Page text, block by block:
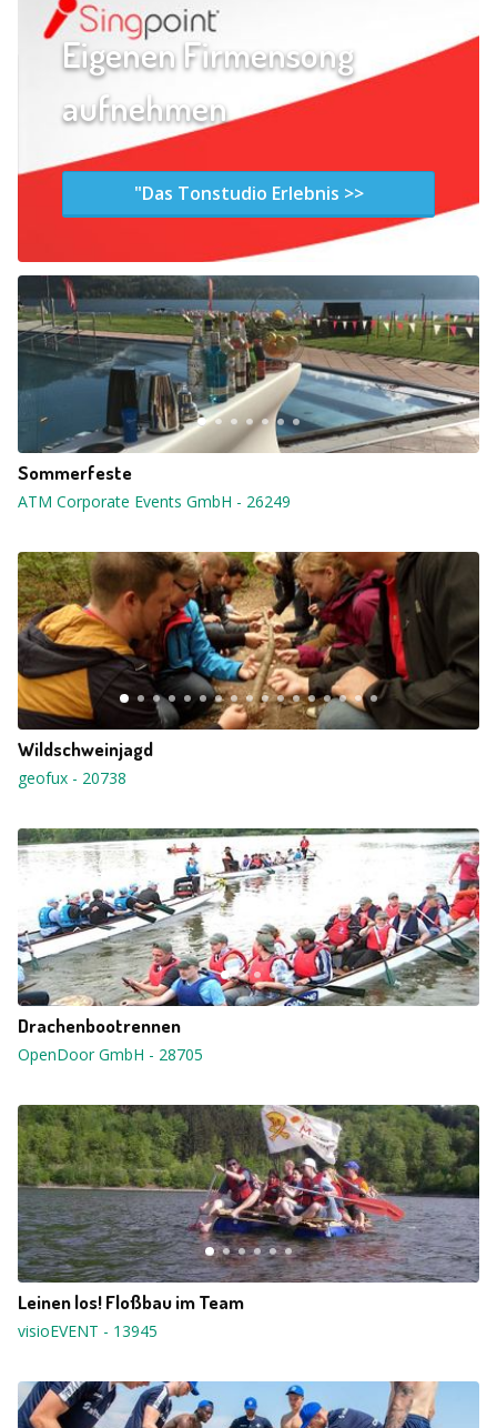
Eigenen Firmensong
aufnehmen
"Das Tonstudio Erlebnis >>
Sommerfeste
ATM Corporate Events GmbH - 26249
Wildschweinjagd
geofux - 20738
Drachenbootrennen
OpenDoor GmbH - 28705
Leinen los! Floßbau im Team
visioEVENT - 13945